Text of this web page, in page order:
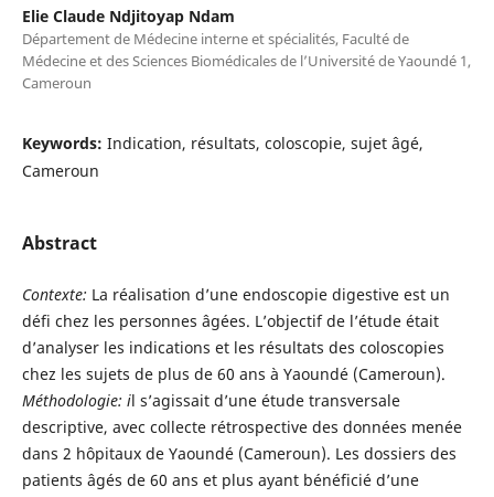
Elie Claude Ndjitoyap Ndam
Département de Médecine interne et spécialités, Faculté de
Médecine et des Sciences Biomédicales de l’Université de Yaoundé 1,
Cameroun
Keywords: Indication, résultats, coloscopie, sujet âgé,
Cameroun
Abstract
Contexte: La réalisation d’une endoscopie digestive est un
défi chez les personnes âgées. L’objectif de l’étude était
d’analyser les indications et les résultats des coloscopies
chez les sujets de plus de 60 ans à Yaoundé (Cameroun).
Méthodologie: il s’agissait d’une étude transversale
descriptive, avec collecte rétrospective des données menée
dans 2 hôpitaux de Yaoundé (Cameroun). Les dossiers des
patients âgés de 60 ans et plus ayant bénéficié d’une